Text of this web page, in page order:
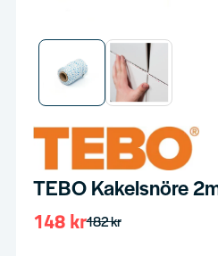
TEBO Kakelsnöre
182 kr
148 kr